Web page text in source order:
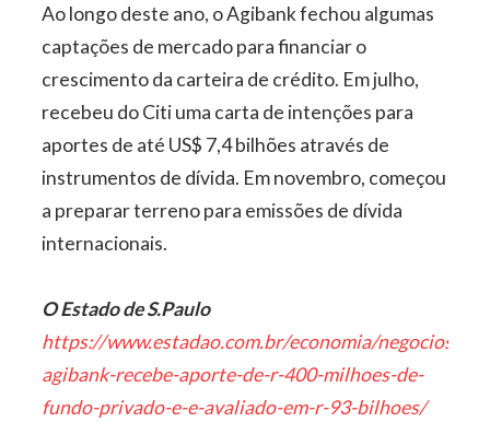
Ao longo deste ano, o Agibank fechou algumas
captações de mercado para financiar o
crescimento da carteira de crédito. Em julho,
recebeu do Citi uma carta de intenções para
aportes de até US$ 7,4 bilhões através de
instrumentos de dívida. Em novembro, começou
a preparar terreno para emissões de dívida
internacionais.
O Estado de S.Paulo
https://www.estadao.com.br/economia/negocios/
agibank-recebe-aporte-de-r-400-milhoes-de-
fundo-privado-e-e-avaliado-em-r-93-bilhoes/